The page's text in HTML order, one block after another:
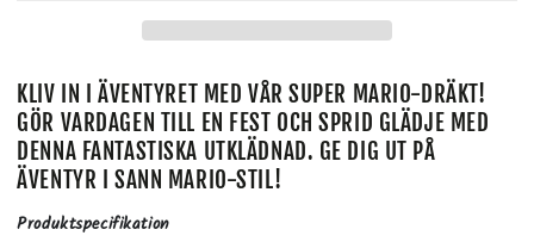
KLIV IN I ÄVENTYRET MED VÅR SUPER MARIO-DRÄKT!
GÖR VARDAGEN TILL EN FEST OCH SPRID GLÄDJE MED
DENNA FANTASTISKA UTKLÄDNAD. GE DIG UT PÅ
ÄVENTYR I SANN MARIO-STIL!
Produktspecifikation